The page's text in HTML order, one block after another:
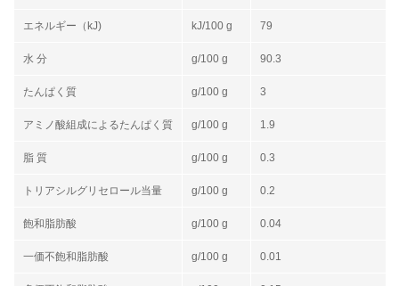
エネルギー（kJ) kJ/100 g 79
水 分 g/100 g 90.3
たんぱく質 g/100 g 3
アミノ酸組成によるたんぱく質 g/100 g 1.9
脂 質 g/100 g 0.3
トリアシルグリセロール当量 g/100 g 0.2
飽和脂肪酸 g/100 g 0.04
一価不飽和脂肪酸 g/100 g 0.01